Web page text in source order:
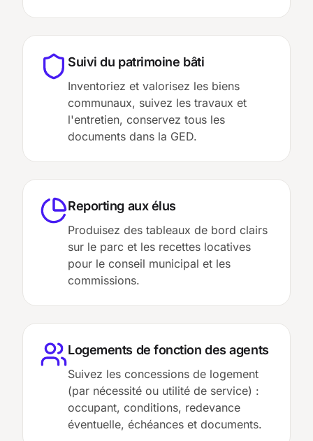
Suivi du patrimoine bâti
Inventoriez et valorisez les biens
communaux, suivez les travaux et
l'entretien, conservez tous les
documents dans la GED.
Reporting aux élus
Produisez des tableaux de bord clairs
sur le parc et les recettes locatives
pour le conseil municipal et les
commissions.
Logements de fonction des agents
Suivez les concessions de logement
(par nécessité ou utilité de service) :
occupant, conditions, redevance
éventuelle, échéances et documents.